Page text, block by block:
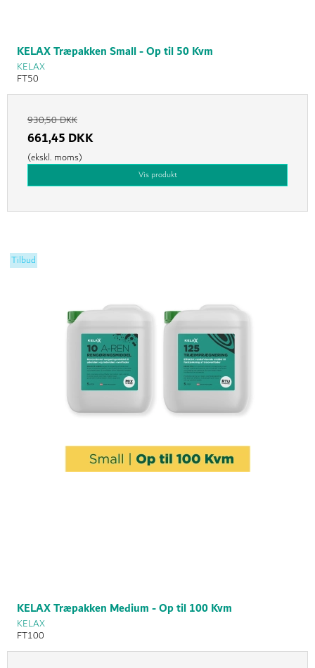
KELAX Træpakken Small - Op til 50 Kvm
KELAX
FT50
930,50 DKK
661,45 DKK
(ekskl. moms)
Vis produkt
Tilbud
KELAX Træpakken Medium - Op til 100 Kvm
KELAX
FT100